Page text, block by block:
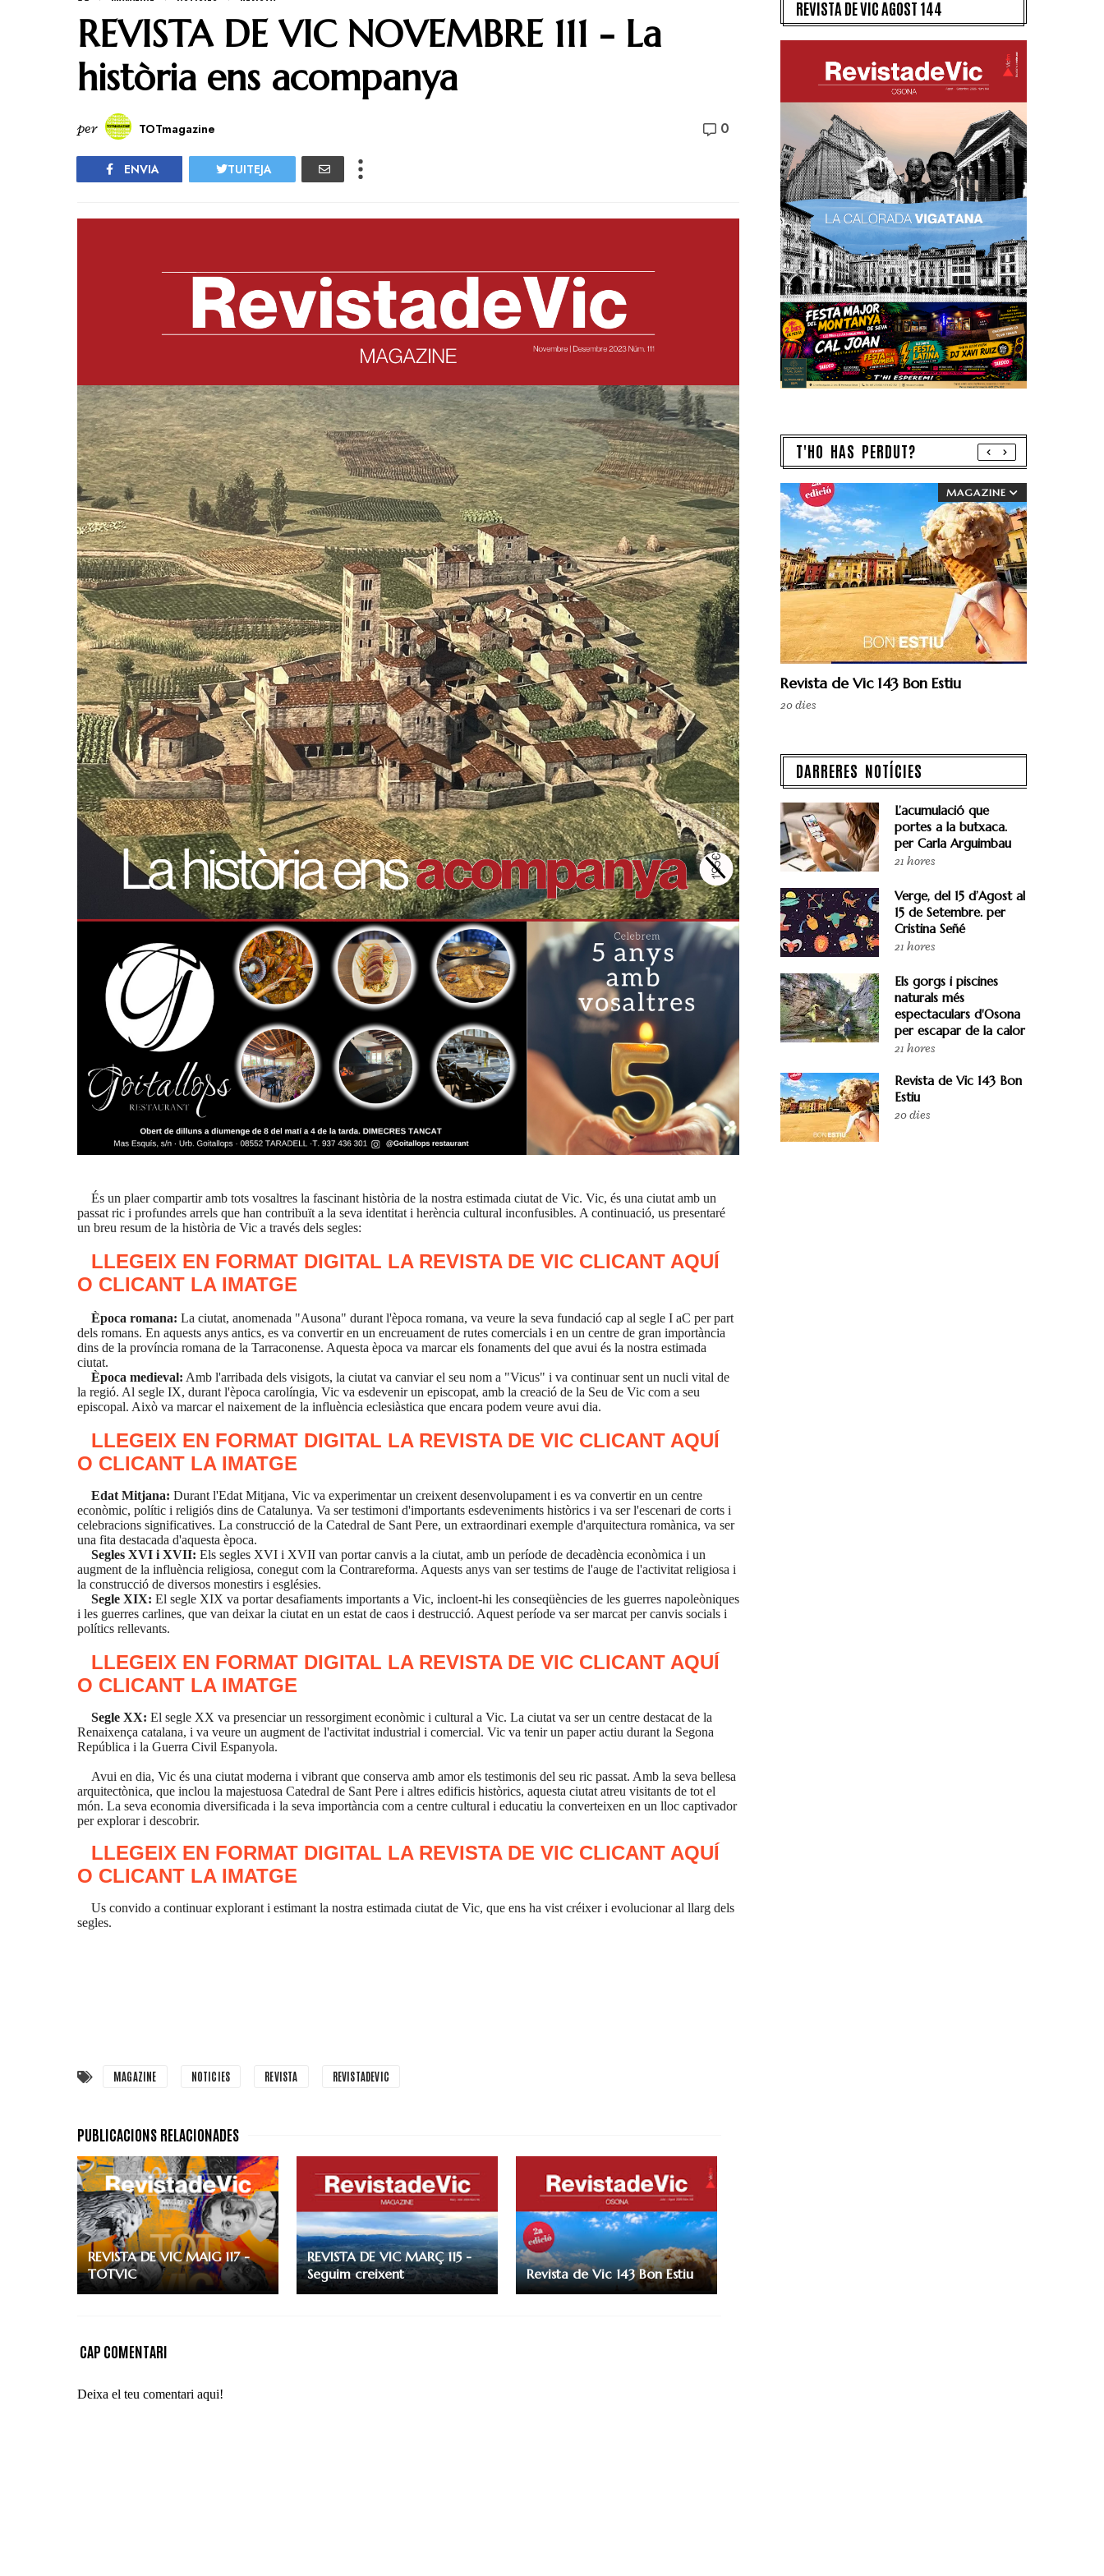
REVISTA DE VIC NOVEMBRE 111 - La
història ens acompanya
per TOTmagazine 0
ENVIA TUITEJA
És un plaer compartir amb tots vosaltres la fascinant història de la nostra estimada ciutat de Vic. Vic, és una ciutat amb un
passat ric i profundes arrels que han contribuït a la seva identitat i herència cultural inconfusibles. A continuació, us presentaré
un breu resum de la història de Vic a través dels segles:
LLEGEIX EN FORMAT DIGITAL LA REVISTA DE VIC CLICANT AQUÍ
O CLICANT LA IMATGE
Època romana: La ciutat, anomenada "Ausona" durant l'època romana, va veure la seva fundació cap al segle I aC per part
dels romans. En aquests anys antics, es va convertir en un encreuament de rutes comercials i en un centre de gran importància
dins de la província romana de la Tarraconense. Aquesta època va marcar els fonaments del que avui és la nostra estimada
ciutat.
Època medieval: Amb l'arribada dels visigots, la ciutat va canviar el seu nom a "Vicus" i va continuar sent un nucli vital de
la regió. Al segle IX, durant l'època carolíngia, Vic va esdevenir un episcopat, amb la creació de la Seu de Vic com a seu
episcopal. Això va marcar el naixement de la influència eclesiàstica que encara podem veure avui dia.
LLEGEIX EN FORMAT DIGITAL LA REVISTA DE VIC CLICANT AQUÍ
O CLICANT LA IMATGE
Edat Mitjana: Durant l'Edat Mitjana, Vic va experimentar un creixent desenvolupament i es va convertir en un centre
econòmic, polític i religiós dins de Catalunya. Va ser testimoni d'importants esdeveniments històrics i va ser l'escenari de corts i
celebracions significatives. La construcció de la Catedral de Sant Pere, un extraordinari exemple d'arquitectura romànica, va ser
una fita destacada d'aquesta època.
Segles XVI i XVII: Els segles XVI i XVII van portar canvis a la ciutat, amb un període de decadència econòmica i un
augment de la influència religiosa, conegut com la Contrareforma. Aquests anys van ser testims de l'auge de l'activitat religiosa i
la construcció de diversos monestirs i esglésies.
Segle XIX: El segle XIX va portar desafiaments importants a Vic, incloent-hi les conseqüències de les guerres napoleòniques
i les guerres carlines, que van deixar la ciutat en un estat de caos i destrucció. Aquest període va ser marcat per canvis socials i
polítics rellevants.
LLEGEIX EN FORMAT DIGITAL LA REVISTA DE VIC CLICANT AQUÍ
O CLICANT LA IMATGE
Segle XX: El segle XX va presenciar un ressorgiment econòmic i cultural a Vic. La ciutat va ser un centre destacat de la
Renaixença catalana, i va veure un augment de l'activitat industrial i comercial. Vic va tenir un paper actiu durant la Segona
República i la Guerra Civil Espanyola.
Avui en dia, Vic és una ciutat moderna i vibrant que conserva amb amor els testimonis del seu ric passat. Amb la seva bellesa
arquitectònica, que inclou la majestuosa Catedral de Sant Pere i altres edificis històrics, aquesta ciutat atreu visitants de tot el
món. La seva economia diversificada i la seva importància com a centre cultural i educatiu la converteixen en un lloc captivador
per explorar i descobrir.
LLEGEIX EN FORMAT DIGITAL LA REVISTA DE VIC CLICANT AQUÍ
O CLICANT LA IMATGE
Us convido a continuar explorant i estimant la nostra estimada ciutat de Vic, que ens ha vist créixer i evolucionar al llarg dels
segles.
MAGAZINE NOTICIES REVISTA REVISTADEVIC
REVISTA DE VIC MAIG 117 -
TOTVIC
REVISTA DE VIC MARÇ 115 -
Seguim creixent
Revista de Vic 143 Bon Estiu
CAP COMENTARI
Deixa el teu comentari aqui!
REVISTA DE VIC AGOST 144
T'HO HAS PERDUT?
MAGAZINE
Revista de Vic 143 Bon Estiu
20 dies
DARRERES NOTÍCIES
L’acumulació que
portes a la butxaca.
per Carla Arguimbau
21 hores
Verge, del 15 d’Agost al
15 de Setembre. per
Cristina Señé
21 hores
Els gorgs i piscines
naturals més
espectaculars d'Osona
per escapar de la calor
21 hores
Revista de Vic 143 Bon
Estiu
20 dies